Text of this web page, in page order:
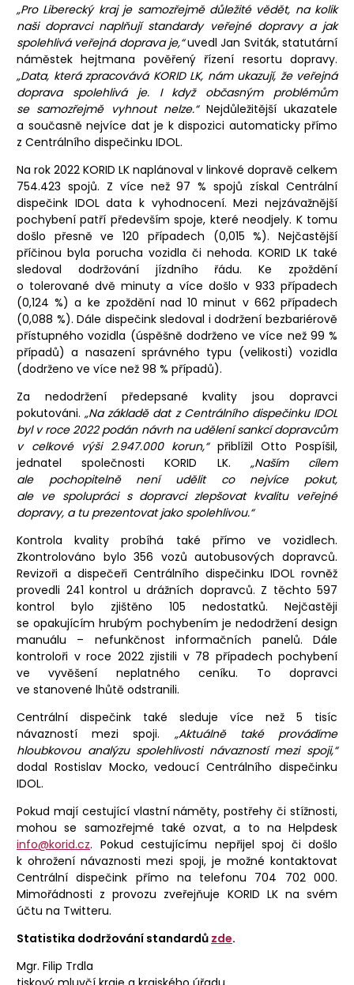
„Pro Liberecký kraj je samozřejmě důležité vědět, na kolik
naši dopravci naplňují standardy veřejné dopravy a jak
spolehlivá veřejná doprava je,“uvedl Jan Sviták, statutární
náměstek hejtmana pověřený řízení resortu dopravy.
„Data, která zpracovává KORID LK, nám ukazují, že veřejná
doprava spolehlivá je. I když občasným problémům
se samozřejmě vyhnout nelze.“Nejdůležitější ukazatele
a současně nejvíce dat je k dispozici automaticky přímo
z Centrálního dispečinku IDOL.
Na rok 2022 KORID LK naplánoval v linkové dopravě celkem
754.423 spojů. Z více než 97 % spojů získal Centrální
dispečink IDOL data k vyhodnocení. Mezi nejzávažnější
pochybení patří především spoje, které neodjely. K tomu
došlo přesně ve 120 případech (0,015 %). Nejčastější
příčinou byla porucha vozidla či nehoda. KORID LK také
sledoval dodržování jízdního řádu. Ke zpoždění
o tolerované dvě minuty a více došlo v 933 případech
(0,124 %) a ke zpoždění nad 10 minut v 662 případech
(0,088 %). Dále dispečink sledoval i dodržení bezbariérově
přístupného vozidla (úspěšně dodrženo ve více než 99 %
případů) a nasazení správného typu (velikosti) vozidla
(dodrženo ve více než 98 % případů).
Za nedodržení předepsané kvality jsou dopravci
pokutováni.„Na základě dat z Centrálního dispečinku IDOL
byl v roce 2022 podán návrh na udělení sankcí dopravcům
v celkové výši 2.947.000 korun,“přiblížil Otto Pospíšil,
jednatel společnosti KORID LK. „Naším cílem
ale pochopitelně není udělit co nejvíce pokut,
ale ve spolupráci s dopravci zlepšovat kvalitu veřejné
dopravy, a tu prezentovat jako spolehlivou.“
Kontrola kvality probíhá také přímo ve vozidlech.
Zkontrolováno bylo 356 vozů autobusových dopravců.
Revizoři a dispečeři Centrálního dispečinku IDOL rovněž
provedli 241 kontrol u drážních dopravců. Z těchto 597
kontrol bylo zjištěno 105 nedostatků. Nejčastěji
se opakujícím hrubým pochybením je nedodržení design
manuálu – nefunkčnost informačních panelů. Dále
kontroloři v roce 2022 zjistili v 78 případech pochybení
ve vyvěšení neplatného ceníku. To dopravci
ve stanovené lhůtě odstranili.
Centrální dispečink také sleduje více než 5 tisíc
návazností mezi spoji. „Aktuálně také provádíme
hloubkovou analýzu spolehlivosti návazností mezi spoji,“
dodal Rostislav Mocko, vedoucí Centrálního dispečinku
IDOL.
Pokud mají cestující vlastní náměty, postřehy či stížnosti,
mohou se samozřejmé také ozvat, a to na Helpdesk
info@korid.cz. Pokud cestujícímu nepřijel spoj či došlo
k ohrožení návaznosti mezi spoji, je možné kontaktovat
Centrální dispečink přímo na telefonu 704 702 000.
Mimořádnosti z provozu zveřejňuje KORID LK na svém
účtu na Twitteru.
Statistika dodržování standardů zde.
Mgr. Filip Trdla